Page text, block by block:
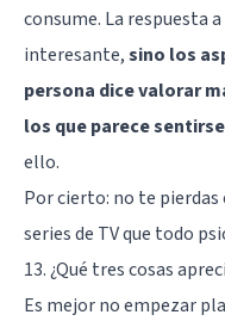
consume. La respuesta
interesante,sino los
persona dice valorar
los que parece
ello.
Por cierto: no te pierdas
series de TV que todo
13. ¿Qué tres cosas
Es mejor no empezar